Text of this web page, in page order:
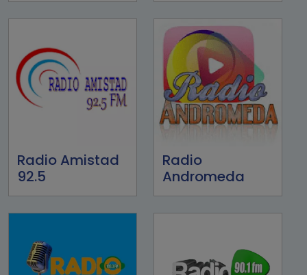
Radio Amistad
92.5
Radio
Andromeda